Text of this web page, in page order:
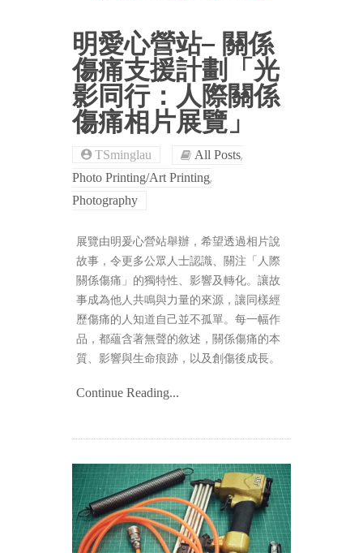
明愛心營站– 關係
傷痛支援計劃「光
影同行：人際關係
傷痛相片展覽」
TSminglau All Posts,
Photo Printing/Art Printing,
Photography
展覽由明爰心營站舉辦，希望透過相片說
故事，令更多公眾人士認識、關注「人際
關係傷痛」的獨特性、影響及轉化。讓故
事成為他人共鳴與力量的來源，讓同樣經
歷傷痛的人知道自己並不孤單。每一幅作
品，都蘊含著無聲的敘述，關係傷痛的本
質、影響與生命痕跡，以及創傷後成長。
Continue Reading...